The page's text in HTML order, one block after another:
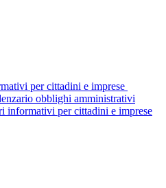
per cittadini e imprese
obblighi amministrativi
informativi per cittadini e imprese